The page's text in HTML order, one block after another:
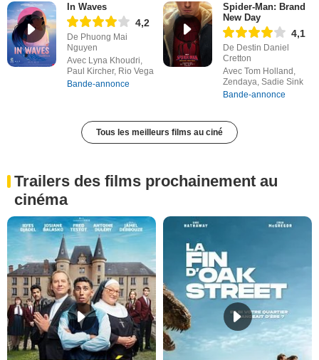
In Waves
4,2
De Phuong Mai
Nguyen
Avec Lyna Khoudri,
Paul Kircher, Rio Vega
Bande-annonce
Spider-Man: Brand
New Day
4,1
De Destin Daniel
Cretton
Avec Tom Holland,
Zendaya, Sadie Sink
Bande-annonce
Tous les meilleurs films au ciné
Trailers des films prochainement au
cinéma